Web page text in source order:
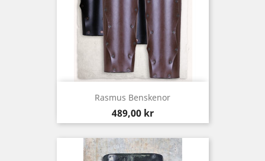
Rasmus Benskenor
Pris
489,00 kr